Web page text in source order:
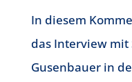
In diesem
das Interview mit
Gusenbauer in